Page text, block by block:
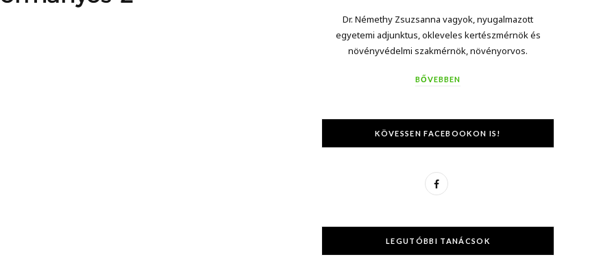
Dr. Némethy Zsuzsanna vagyok, nyugalmazott
egyetemi adjunktus, okleveles kertészmérnök és
növényvédelmi szakmérnök, növényorvos.
BŐVEBBEN
KÖVESSEN FACEBOOKON IS!
F
c
e
LEGUTÓBBI TANÁCSOK